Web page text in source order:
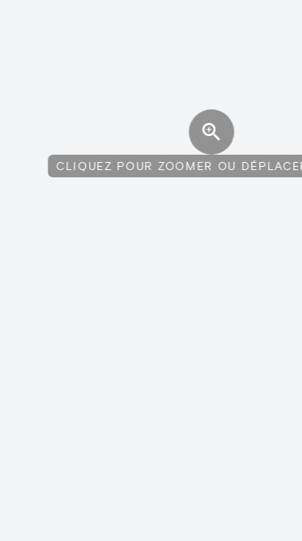
CLIQUEZ POUR ZOOMER OU